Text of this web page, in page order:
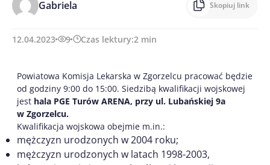
Gabriela Skopiuj link
12.04.2023 9 Czas lektury:2 min
Powiatowa Komisja Lekarska w Zgorzelcu pracować będzie
od godziny 9:00 do 15:00. Siedzibą kwalifikacji wojskowej
jest hala PGE Turów ARENA, przy ul. Lubańskiej 9a
w Zgorzelcu.
Kwalifikacja wojskowa obejmie m.in.:
mężczyzn urodzonych w 2004 roku;
mężczyzn urodzonych w latach 1998-2003,